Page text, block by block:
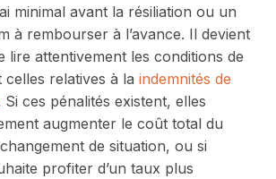
minimal avant la résiliation ou un
à rembourser à l’avance. Il devient
lire attentivement les conditions de
relatives à la indemnités de
Si ces pénalités existent, elles
augmenter le coût total du
de situation, ou si
profiter d’un taux plus